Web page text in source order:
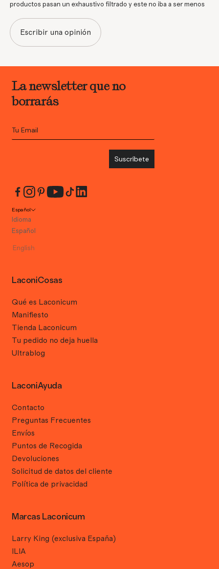
productos pasan un exhaustivo filtrado y este no iba a ser menos
Escribir una opinión
La newsletter que no
borrarás
Suscríbete
Español
Idioma
Español
English
LaconiCosas
Qué es Laconicum
Manifiesto
Tienda Laconicum
Tu pedido no deja huella
Ultrablog
LaconiAyuda
Contacto
Preguntas Frecuentes
Envíos
Puntos de Recogida
Devoluciones
Solicitud de datos del cliente
Política de privacidad
Marcas Laconicum
Larry King (exclusiva España)
ILIA
Aesop